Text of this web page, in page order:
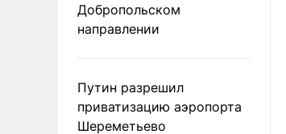
Добропольском
направлении
Путин разрешил
приватизацию аэропорта
Шереметьево